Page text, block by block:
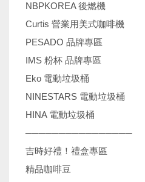
NBPKOREA 後燃機
Curtis 營業用美式咖啡機
PESADO 品牌專區
IMS 粉杯 品牌專區
Eko 電動垃圾桶
NINESTARS 電動垃圾桶
HINA 電動垃圾桶
────────────────
吉時好禮！禮盒專區
精品咖啡豆